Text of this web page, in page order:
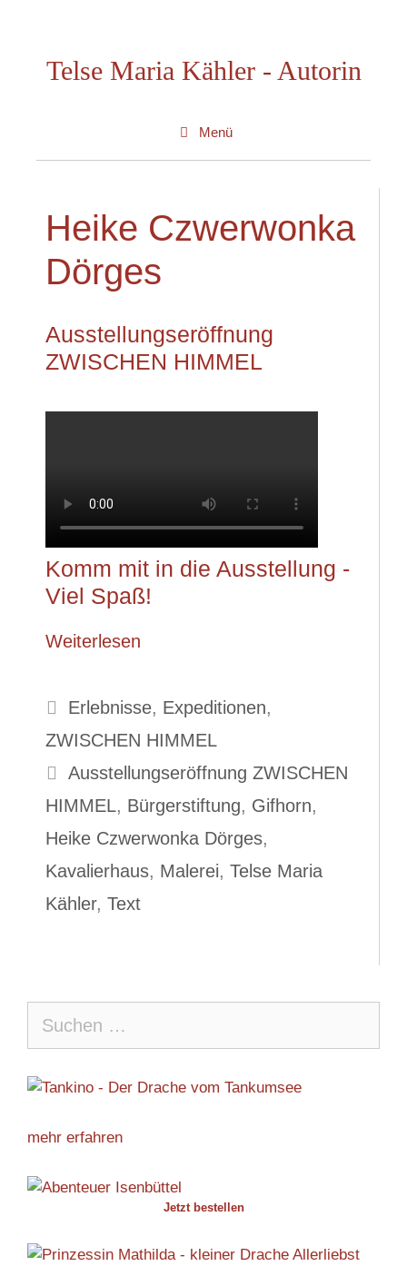
springenTelse Maria Kähler - Autorin
Menü
Heike Czwerwonka
Dörges
Ausstellungseröffnung
ZWISCHEN HIMMEL
Komm mit in die Ausstellung -
Viel Spaß!
Weiterlesen
Kategorien
Erlebnisse, Expeditionen,
ZWISCHEN HIMMEL
Schlagwörter
Ausstellungseröffnung ZWISCHEN
HIMMEL, Bürgerstiftung, Gifhorn,
Heike Czwerwonka Dörges,
Kavalierhaus, Malerei, Telse Maria
Kähler, Text
nach:
mehr erfahren
Jetzt bestellen